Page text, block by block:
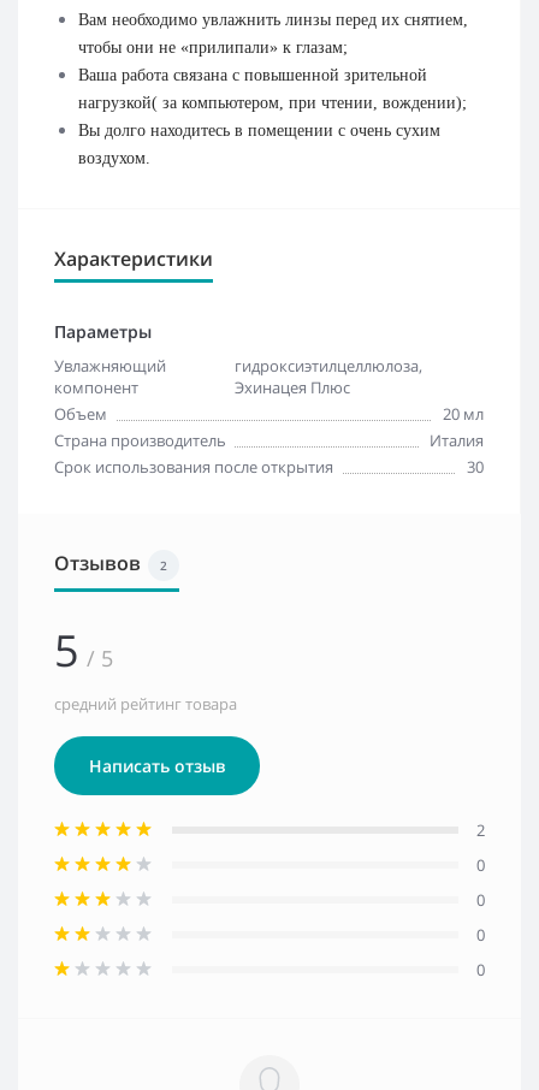
Вам необходимо увлажнить линзы перед их снятием,
чтобы они не «прилипали» к глазам;
Ваша работа связана с повышенной зрительной
нагрузкой( за компьютером, при чтении, вождении);
Вы долго находитесь в помещении с очень сухим
воздухом.
Характеристики
Параметры
Увлажняющий
компонент
гидроксиэтилцеллюлоза,
Эхинацея Плюс
Объем
20 мл
Страна производитель
Италия
Срок использования после открытия
30
Отзывов 2
5 / 5
средний рейтинг товара
Написать отзыв
2
0
0
0
0